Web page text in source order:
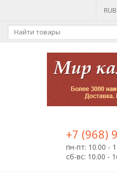
RUB
+7 (968)
пн-пт: 10.00 -
сб-вс: 10.00 -